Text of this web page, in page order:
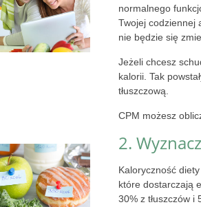
normalnego
Twojej codziennej
nie będzie się
Jeżeli chcesz
kalorii. Tak
tłuszczową.
CPM możesz
2.
Kaloryczność diety
które dostarczają
30% z tłuszczów i